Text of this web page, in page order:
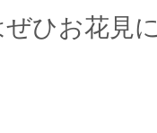
ひお花見